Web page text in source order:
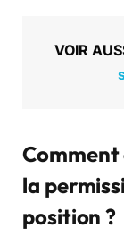
VOIR
la
position ?